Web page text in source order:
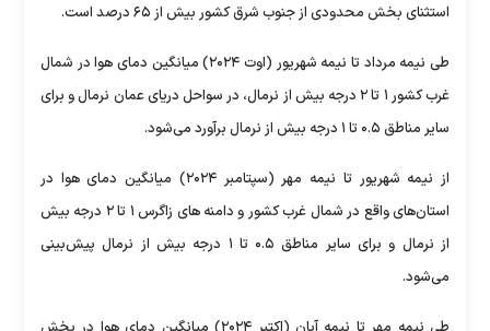
استثنای بخش محدودی از جنوب‌ شرق کشور بیش از ۶۵ درصد است.
طی نیمه مرداد تا نیمه شهریور (اوت ۲۰۲۴) میانگین دمای هوا در شمال
‌غرب کشور ۱ تا ۲ درجه بیش از نرمال، در سواحل دریای عمان نرمال و برای
سایر مناطق ۰.۵ تا ۱ درجه بیش از نرمال برآورد می‌شود.
از نیمه شهریور تا نیمه مهر (سپتامبر ۲۰۲۴) میانگین دمای هوا در
استان‌های واقع در شمال ‌غرب کشور و دامنه‌ های زاگرس ۱ تا ۲ درجه بیش
از نرمال و برای سایر مناطق ۰.۵ تا ۱ درجه بیش از نرمال پیش‌بینی
می‌شود.